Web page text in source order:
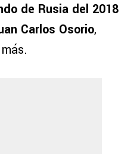
de Rusia del 2018
Carlos Osorio,